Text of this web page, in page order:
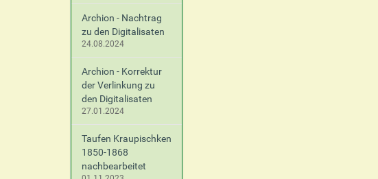
Archion - Nachtrag
zu den Digitalisaten
24.08.2024
Archion - Korrektur
der Verlinkung zu
den Digitalisaten
27.01.2024
Taufen Kraupischken
1850-1868
nachbearbeitet